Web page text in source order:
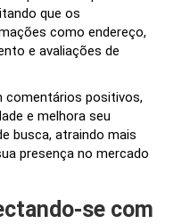
que os
como endereço,
e avaliações de
comentários positivos,
e melhora seu
busca, atraindo mais
presença no mercado
se com